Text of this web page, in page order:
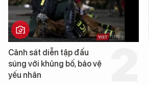
Trung Quốc phát hiện “mỏ
cao su tự nhiên” từ một
loài cỏ dại mọc trên đất